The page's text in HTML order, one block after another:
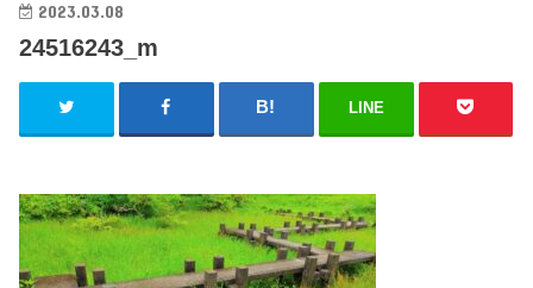
2023.03.08
24516243_m
LINE